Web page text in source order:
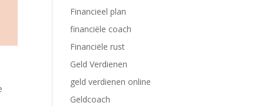
Financieel plan
financiële coach
Financiële rust
Geld Verdienen
geld verdienen online
Geldcoach